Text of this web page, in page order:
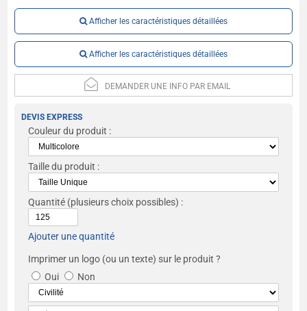
Afficher les caractéristiques détaillées
Afficher les caractéristiques détaillées
DEMANDER UNE INFO PAR EMAIL
DEVIS EXPRESS
Couleur du produit :
Taille du produit :
Quantité (plusieurs choix possibles) :
Ajouter une quantité
Imprimer un logo (ou un texte) sur le produit ?
Oui
Non